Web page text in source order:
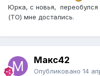
Юрка, с новья,
(ТО) мне достались.
Макс42
Опубликовано 14